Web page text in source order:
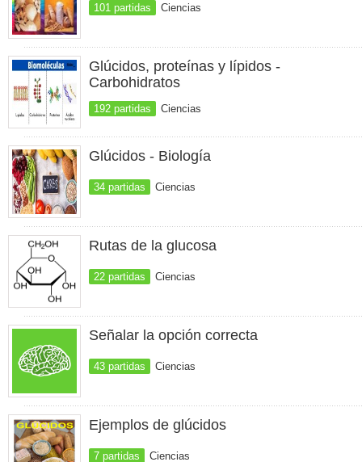
101 partidas Ciencias
Glúcidos, proteínas y lípidos -
Carbohidratos
192 partidas Ciencias
Glúcidos - Biología
34 partidas Ciencias
Rutas de la glucosa
22 partidas Ciencias
Señalar la opción correcta
43 partidas Ciencias
Ejemplos de glúcidos
7 partidas Ciencias